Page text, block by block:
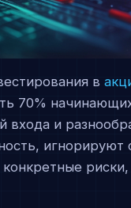
в
70%
входа и
игнорируют
конкретные